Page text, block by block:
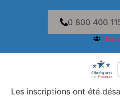
0 800 400
Les inscriptions ont été